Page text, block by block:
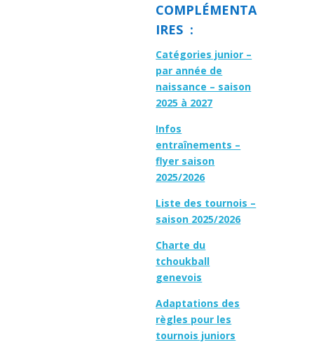
COMPLÉMENTA
IRES :
Catégories junior –
par année de
naissance – saison
2025 à 2027
Infos
entraînements –
flyer saison
2025/2026
Liste des tournois –
saison 2025/2026
Charte du
tchoukball
genevois
Adaptations des
règles pour les
tournois juniors